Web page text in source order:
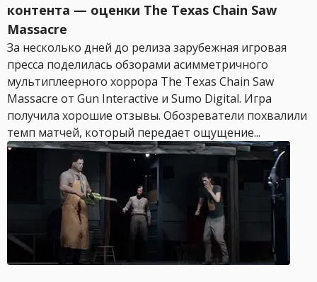
контента — оценки The Texas Chain Saw
Massacre
За несколько дней до релиза зарубежная игровая
пресса поделилась обзорами асимметричного
мультиплеерного хоррора The Texas Chain Saw
Massacre от Gun Interactive и Sumo Digital. Игра
получила хорошие отзывы. Обозреватели похвалили
темп матчей, который передает ощущение...